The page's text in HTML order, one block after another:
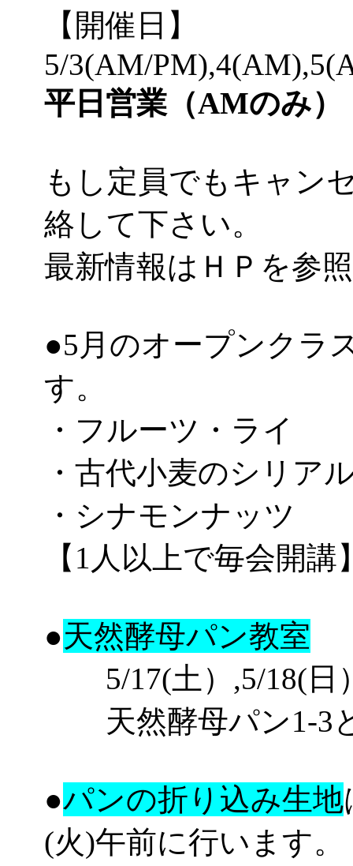
【開催日】
5/3(AM/
平日営業（AMのみ）
もし定員でもキャン
絡して下さい。
最新情報はＨＰを参
●5月のオープンクラ
す。
・フルーツ・ライ
・古代小麦のシリア
・シナモンナッツ
【1人以上で毎会開講
●天然酵母パン教室
5/17(土）,5/18(日
天然酵母パン1-3と
●パンの折り込み生地
(火)午前に行います。